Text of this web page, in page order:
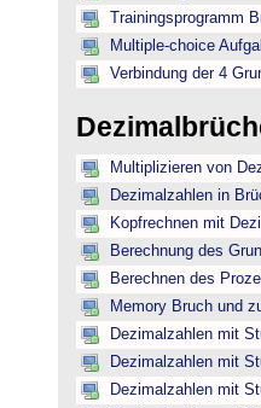
Trainingsprogramm
Multiple-choice
Verbindung der 4
Multiplizieren von
Dezimalzahlen in
Kopfrechnen mit
Berechnung des
Berechnen des
Memory Bruch und
Dezimalzahlen mit
Dezimalzahlen mit
Dezimalzahlen mit